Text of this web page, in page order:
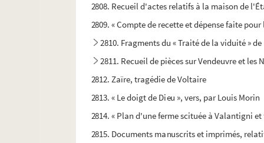
2808. Recueil d'actes relatifs à la maison de
2809. « Compte de recette et dépense faite
2810. Fragments du « Traité de la viduité »
2811. Recueil de pièces sur Vendeuvre et les
2812. Zaïre, tragédie de Voltaire
2813. « Le doigt de Dieu », vers, par Louis Morin
2814. « Plan d'une ferme scituée à Valantigni
2815. Documents manuscrits et imprimés,